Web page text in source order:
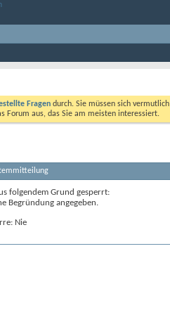
Fragen durch. Sie müssen sich vermutlich
Forum aus, das Sie am meisten interessiert.
folgendem Grund gesperrt:
Begründung angegeben.
Nie